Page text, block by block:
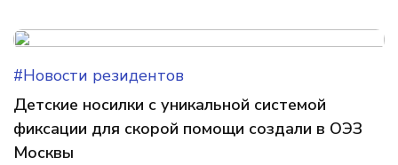
#Новости резидентов
Детские носилки с уникальной системой
фиксации для скорой помощи создали в ОЭЗ
Москвы